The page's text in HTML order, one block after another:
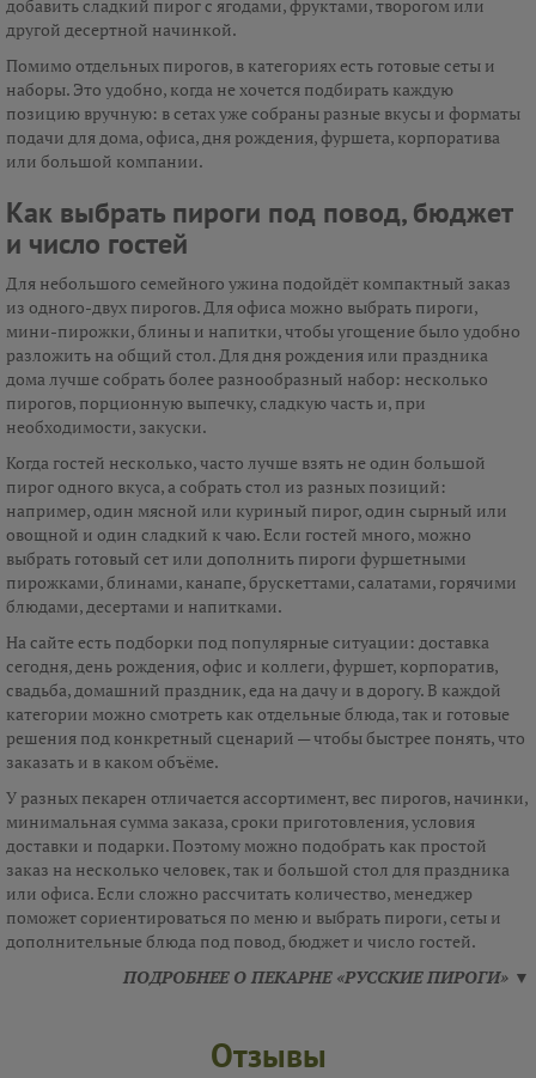
добавить сладкий пирог с ягодами, фруктами, творогом или
другой десертной начинкой.
Помимо отдельных пирогов, в категориях есть готовые сеты и
наборы. Это удобно, когда не хочется подбирать каждую
позицию вручную: в сетах уже собраны разные вкусы и форматы
подачи для дома, офиса, дня рождения, фуршета, корпоратива
или большой компании.
Как выбрать пироги под повод, бюджет
и число гостей
Для небольшого семейного ужина подойдёт компактный заказ
из одного-двух пирогов. Для офиса можно выбрать пироги,
мини-пирожки, блины и напитки, чтобы угощение было удобно
разложить на общий стол. Для дня рождения или праздника
дома лучше собрать более разнообразный набор: несколько
пирогов, порционную выпечку, сладкую часть и, при
необходимости, закуски.
Когда гостей несколько, часто лучше взять не один большой
пирог одного вкуса, а собрать стол из разных позиций:
например, один мясной или куриный пирог, один сырный или
овощной и один сладкий к чаю. Если гостей много, можно
выбрать готовый сет или дополнить пироги фуршетными
пирожками, блинами, канапе, брускеттами, салатами, горячими
блюдами, десертами и напитками.
На сайте есть подборки под популярные ситуации: доставка
сегодня, день рождения, офис и коллеги, фуршет, корпоратив,
свадьба, домашний праздник, еда на дачу и в дорогу. В каждой
категории можно смотреть как отдельные блюда, так и готовые
решения под конкретный сценарий — чтобы быстрее понять, что
заказать и в каком объёме.
У разных пекарен отличается ассортимент, вес пирогов, начинки,
минимальная сумма заказа, сроки приготовления, условия
доставки и подарки. Поэтому можно подобрать как простой
заказ на несколько человек, так и большой стол для праздника
или офиса. Если сложно рассчитать количество, менеджер
поможет сориентироваться по меню и выбрать пироги, сеты и
дополнительные блюда под повод, бюджет и число гостей.
ПОДРОБНЕЕ О ПЕКАРНЕ «РУССКИЕ ПИРОГИ» ▼
Отзывы